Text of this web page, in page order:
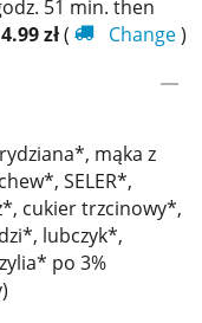
51 min. then
zł( Change)
mąka z
SELER*,
cukier trzcinowy*,
lubczyk*,
po 3%